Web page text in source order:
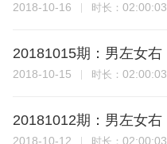
2018-10-16 时长： 02:00:03
20181015期：男左女右
2018-10-15 时长： 02:00:03
20181012期：男左女右
2018-10-12 时长： 02:00:03